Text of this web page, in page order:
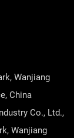
Wanjiang
China
Co., Ltd.,
Wanjiang